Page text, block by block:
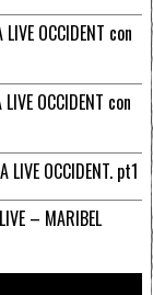
OCCIDENT con
OCCIDENT con
LIVE OCCIDENT. pt1
– MARIBEL